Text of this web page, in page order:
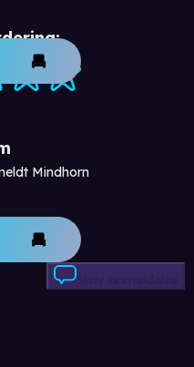
Mindhorn
Skriv anmeldelse